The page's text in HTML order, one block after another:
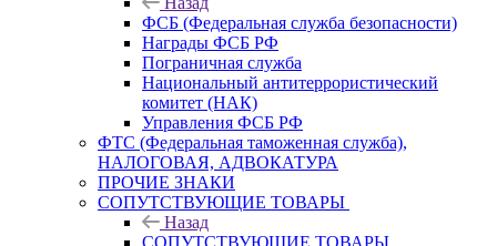
ФСБ (Федеральная служба безопасности)
Награды ФСБ РФ
Пограничная служба
Национальный антитеррористический
комитет (НАК)
Управления ФСБ РФ
ФТС (Федеральная таможенная служба),
НАЛОГОВАЯ, АДВОКАТУРА
ПРОЧИЕ ЗНАКИ
СОПУТСТВУЮЩИЕ ТОВАРЫ
Назад
СОПУТСТВУЮЩИЕ ТОВАРЫ